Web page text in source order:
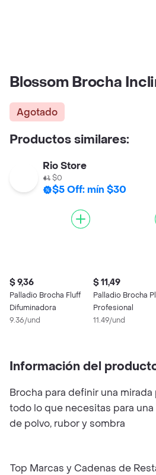
Blossom Brocha
Agotado
Productos similares:
Rio Store
$0
$5 Off: mín $30
$ 9,36
Palladio Brocha Fluff
Difuminadora
9.36/und
$ 11,49
Palladio Brocha
Profesional
11.49/und
Información del
Brocha para definir una
todo lo que necesitas para
de polvo, rubor y sombra
Top Marcas y Cadenas de